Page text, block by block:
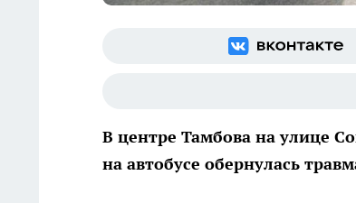
В центре Тамбова на улице
на автобусе обернулась